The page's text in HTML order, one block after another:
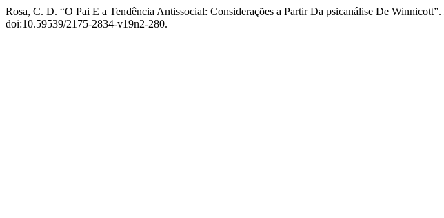
Rosa, C. D. “O Pai E a Tendência Antissocial: Considerações a Partir Da psicanálise De Winnicott”.
doi:10.59539/2175-2834-v19n2-280.